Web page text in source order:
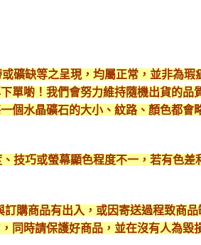
礦缺等之呈現，均屬正常，並非為瑕
單喲！我們會努力維持隨機出貨的品
個水晶礦石的大小、紋路、顏色都會
技巧或螢幕顯色程度不一，若有色差
購商品有出入，或因寄送過程致商
同時請保護好商品，並在沒有人為毀